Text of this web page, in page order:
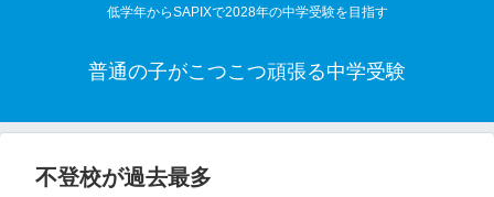
低学年からSAPIXで2028年の中学受験を目指す
普通の子がこつこつ頑張る中学受験
不登校が過去最多